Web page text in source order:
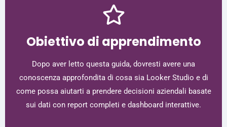
Obiettivo di apprendimento
Dopo aver letto questa guida, dovresti avere una
conoscenza approfondita di cosa sia Looker Studio e di
come possa aiutarti a prendere decisioni aziendali basate
sui dati con report completi e dashboard interattive.